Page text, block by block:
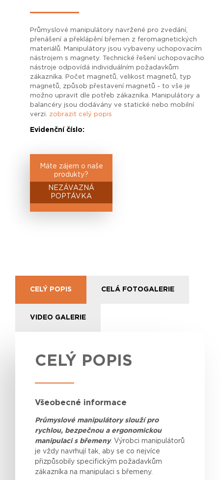
Průmyslové manipulátory navržené pro zvedání,
přenášení a překlápění břemen z feromagnetických
materiálů. Manipulátory jsou vybaveny uchopovacím
nástrojem s magnety. Technické řešení uchopovacího
nástroje odpovídá individuálním požadavkům
zákazníka. Počet magnetů, velikost magnetů, typ
magnetů, způsob přestavení magnetů - to vše je
možno upravit dle potřeb zákazníka. Manipulátory a
balancéry jsou dodávány ve statické nebo mobilní
verzi. zobrazit celý popis
Evidenční číslo:
Máte zájem o naše
produkty?
NEZÁVAZNÁ
POPTÁVKA
CELÝ POPIS CELÁ FOTOGALERIE
VIDEO GALERIE
CELÝ POPIS
Všeobecné informace
Průmyslové manipulátory slouží pro
rychlou, bezpečnou a ergonomickou
manipulaci s břemeny. Výrobci manipulátorů
jevždy navrhují tak, aby se conejvíce
přizpůsobily specifickým požadavkům
zákazníka na manipulaci s břemeny.